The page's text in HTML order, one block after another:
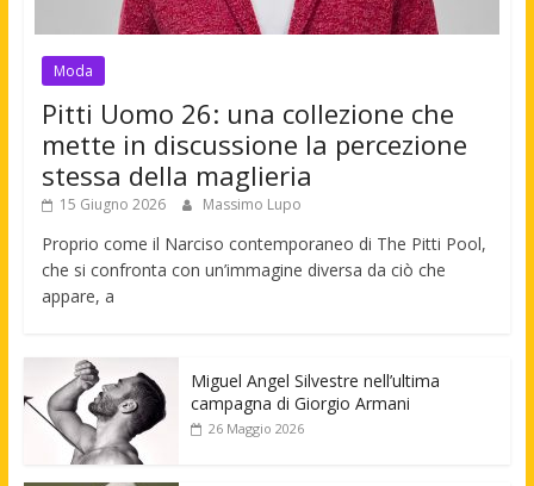
Moda
Pitti Uomo 26: una collezione che
mette in discussione la percezione
stessa della maglieria
15 Giugno 2026 Massimo Lupo
Proprio come il Narciso contemporaneo di The Pitti Pool,
che si confronta con un’immagine diversa da ciò che
appare, a
Miguel Angel Silvestre nell’ultima
campagna di Giorgio Armani
26 Maggio 2026